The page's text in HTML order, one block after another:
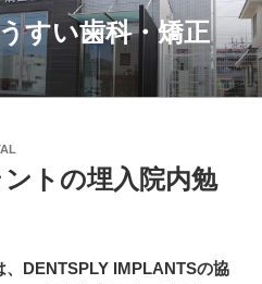
すい歯科・矯正
トの埋入院内勉
、DENTSPLY IMPLANTSの協